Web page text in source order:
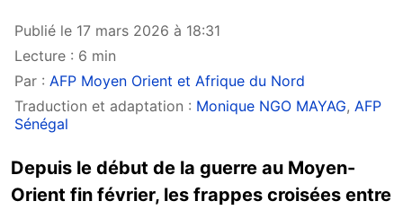
Publié le 17 mars 2026 à 18:31
Lecture : 6 min
Par : AFP Moyen Orient et Afrique du Nord
Traduction et adaptation : Monique NGO MAYAG, AFP
Sénégal
Depuis le début de la guerre au Moyen-
Orient fin février, les frappes croisées entre